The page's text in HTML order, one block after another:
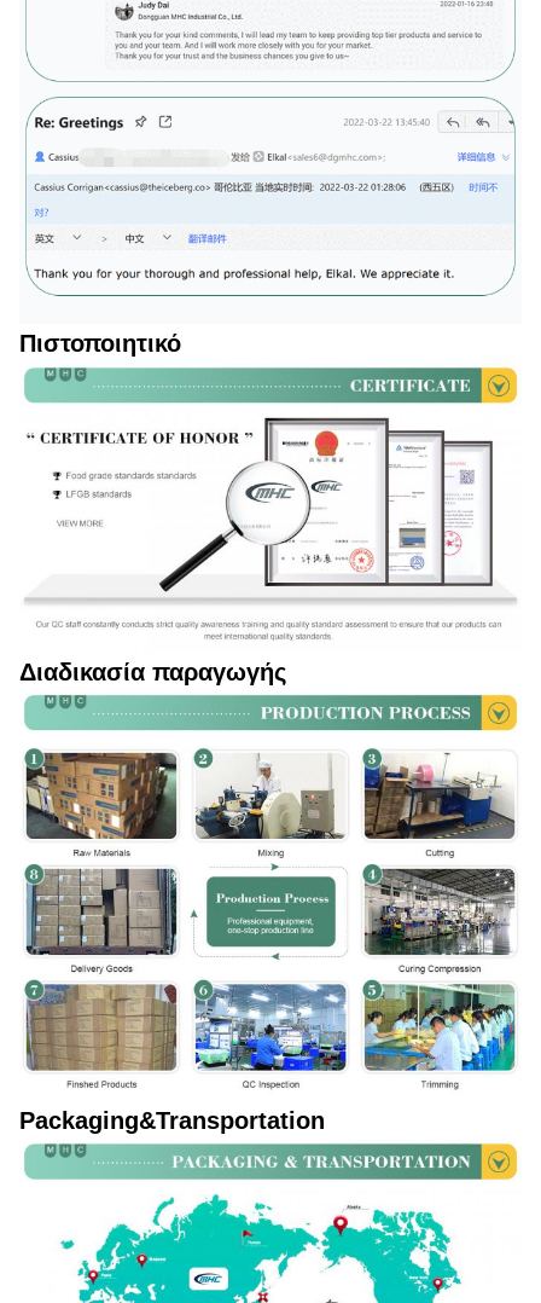
Πιστοποιητικό
Διαδικασία παραγωγής
Packaging&Transportation